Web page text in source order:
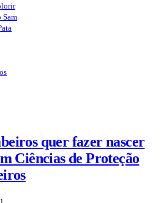
Sam
quer fazer nascer
Ciências de Proteção